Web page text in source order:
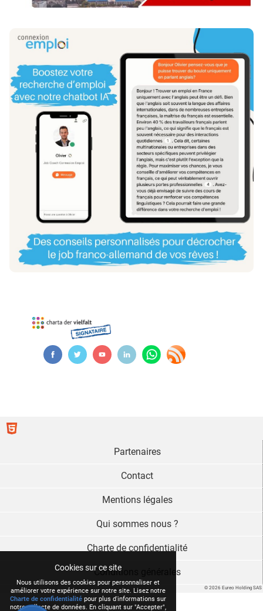
Cookies sur ce site
Nous utilisons des cookies pour personnaliser et
améliorer votre expérience sur notre site. Lisez notre
Charte de confidentialité pour plus d'informations sur
notre collecte de données. En cliquant sur "Accepter",
© 2026 Eureo Holding SAS
Partenaires
Contact
Mentions légales
Qui sommes nous ?
Charte de confidentialité
Conditions générales